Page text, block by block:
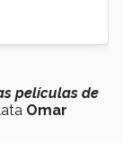
películas de
Omar